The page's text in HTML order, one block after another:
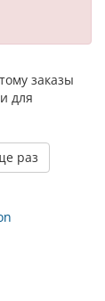
заказы
для
раз